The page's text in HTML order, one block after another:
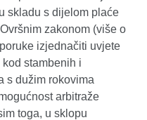
skladu s dijelom plaće
zakonom (više o
izjednačiti uvjete
stambenih i
s dužim rokovima
arbitraže
toga, u sklopu